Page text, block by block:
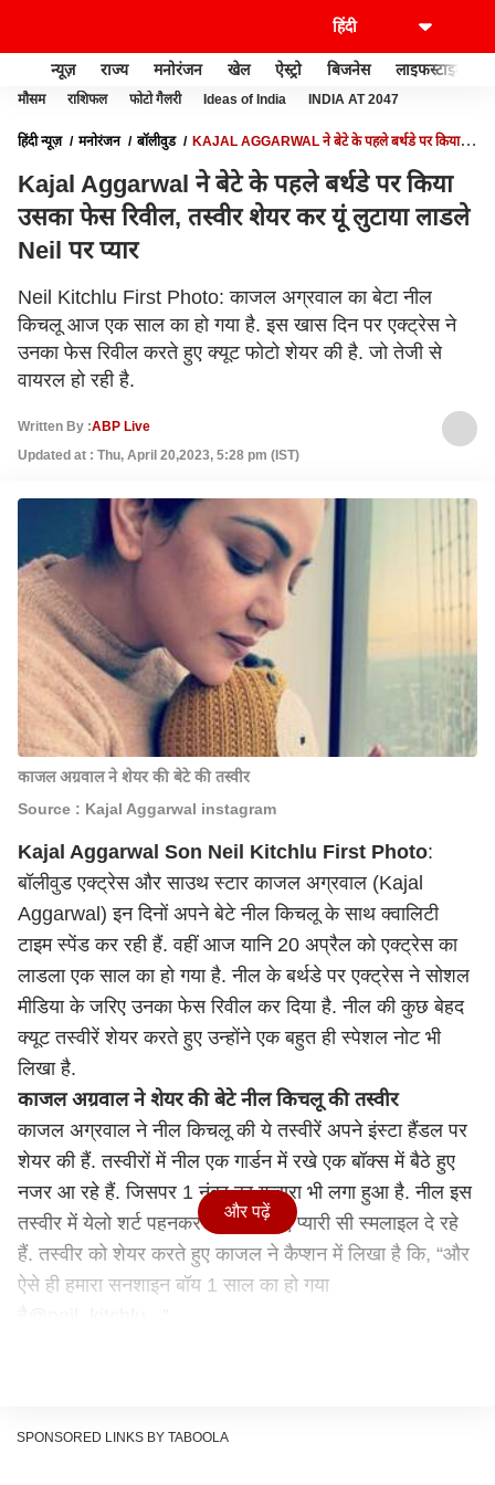
न्यूज़ राज्य मनोरंजन खेल ऐस्ट्रो बिजनेस लाइफस्टाइल
मौसम राशिफल फोटो गैलरी Ideas of India INDIA AT 2047
हिंदी न्यूज़ मनोरंजन बॉलीवुड
KAJAL AGGARWAL ने बेटे के पहले बर्थडे पर किया
Kajal Aggarwal ने बेटे के पहले बर्थडे पर किया
उसका फेस रिवील, तस्वीर शेयर कर यूं लुटाया लाडले
Neil पर प्यार
Neil Kitchlu First Photo: काजल अग्रवाल का बेटा नील
किचलू आज एक साल का हो गया है. इस खास दिन पर एक्ट्रेस ने
उनका फेस रिवील करते हुए क्यूट फोटो शेयर की है. जो तेजी से
वायरल हो रही है.
Written By :ABP Live
Updated at : Thu, April 20,2023, 5:28 pm (IST)
काजल अग्रवाल ने शेयर की बेटे की तस्वीर
Source : Kajal Aggarwal instagram
Kajal Aggarwal Son Neil Kitchlu First Photo:
बॉलीवुड एक्ट्रेस और साउथ स्टार काजल अग्रवाल (Kajal
Aggarwal) इन दिनों अपने बेटे नील किचलू के साथ क्वालिटी
टाइम स्पेंड कर रही हैं. वहीं आज यानि 20 अप्रैल को एक्ट्रेस का
लाडला एक साल का हो गया है. नील के बर्थडे पर एक्ट्रेस ने सोशल
मीडिया के जरिए उनका फेस रिवील कर दिया है. नील की कुछ बेहद
क्यूट तस्वीरें शेयर करते हुए उन्होंने एक बहुत ही स्पेशल नोट भी
लिखा है.
काजल अग्रवाल ने शेयर की बेटे नील किचलू की तस्वीर
काजल अग्रवाल ने नील किचलू की ये तस्वीरें अपने इंस्टा हैंडल पर
शेयर की हैं. तस्वीरों में नील एक गार्डन में रखे एक बॉक्स में बैठे हुए
नजर आ रहे हैं. जिसपर 1 नंबर का गुब्बारा भी लगा हुआ है. नील इस
तस्वीर में येलो शर्ट पहनकर कैमरे के लिए प्यारी सी स्मलाइल दे रहे
हैं. तस्वीर को शेयर करते हुए काजल ने कैप्शन में लिखा है कि, “और
ऐसे ही हमारा सनशाइन बॉय 1 साल का हो गया
और पढ़ें
SPONSORED LINKS BY TABOOLA